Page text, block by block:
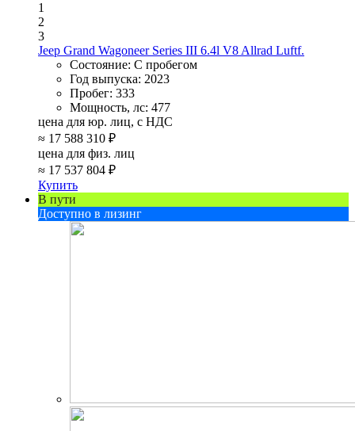
1
2
3
Jeep Grand Wagoneer Series III 6.4l V8 Allrad Luftf.
Состояние: С пробегом
Год выпуска: 2023
Пробег: 333
Мощность, лс: 477
цена для юр. лиц, с НДС
≈ 17 588 310 ₽
цена для физ. лиц
≈ 17 537 804 ₽
Купить
В пути
Доступно в лизинг